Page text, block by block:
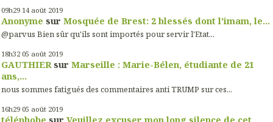
09h29 14 août 2019
Anonyme sur Mosquée de Brest: 2 blessés dont l'imam, le...
@parvus Bien sûr qu'ils sont importés pour servir l'Etat...
18h32 05 août 2019
GAUTHIERsur Marseille : Marie-Bélen, étudiante de 21
ans,...
nous sommes fatigués des commentaires anti TRUMP sur ces...
16h29 05 août 2019